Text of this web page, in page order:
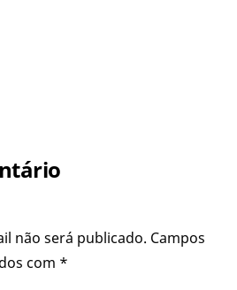
não será publicado. Campos
com *